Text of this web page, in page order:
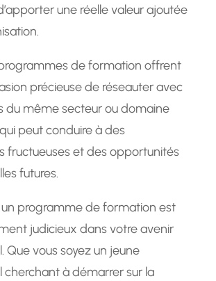
une réelle valeur ajoutée
de formation offrent
précieuse de réseauter avec
du même secteur ou domaine
peut conduire à des
fructueuses et des opportunités
futures.
programme de formation est
judicieux dans votre avenir
Que vous soyez un jeune
cherchant à démarrer sur la